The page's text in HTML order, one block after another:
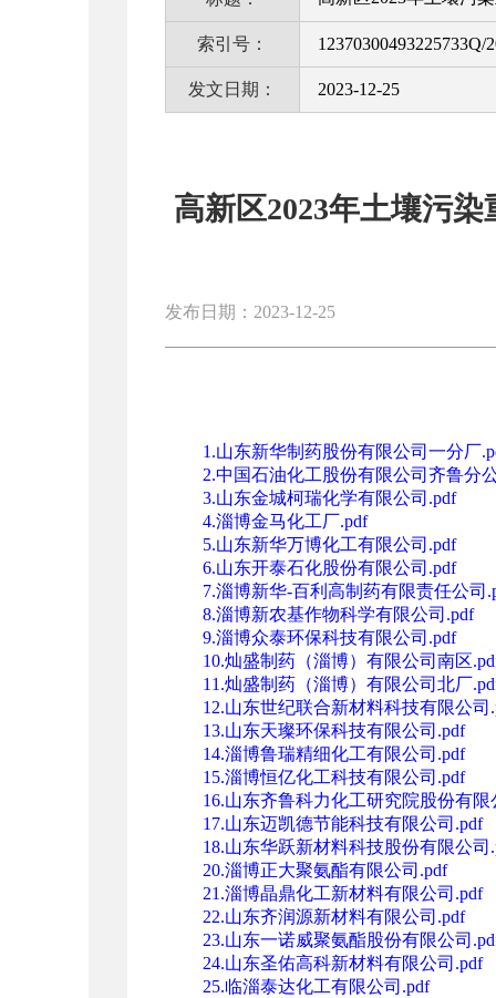
索引号： 12370300493225733Q/
发文日期： 2023-12-25
高新区2023年土壤污
发布日期：2023-12-25
1.山东新华制药股份有限公司一分厂
2.中国石油化工股份有限公司齐鲁分
3.山东金城柯瑞化学有限公司.pdf
4.淄博金马化工厂.pdf
5.山东新华万博化工有限公司.pdf
6.山东开泰石化股份有限公司.pdf
7.淄博新华-百利高制药有限责任公司
8.淄博新农基作物科学有限公司.pdf
9.淄博众泰环保科技有限公司.pdf
10.灿盛制药（淄博）有限公司南区
11.灿盛制药（淄博）有限公司北厂
12.山东世纪联合新材料科技有限公司
13.山东天璨环保科技有限公司.pdf
14.淄博鲁瑞精细化工有限公司.pdf
15.淄博恒亿化工科技有限公司.pdf
16.山东齐鲁科力化工研究院股份有
17.山东迈凯德节能科技有限公司.pdf
18.山东华跃新材料科技股份有限公司
20.淄博正大聚氨酯有限公司.pdf
21.淄博晶鼎化工新材料有限公司.pdf
22.山东齐润源新材料有限公司.pdf
23.山东一诺威聚氨酯股份有限公司
24.山东圣佑高科新材料有限公司.pdf
25.临淄泰达化工有限公司.pdf